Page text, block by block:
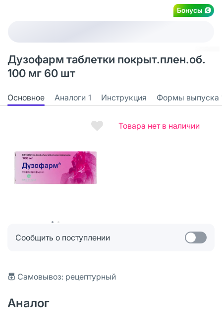
Бонусы
Дузофарм таблетки покрыт.плен.об.
100 мг 60 шт
Основное Аналоги 1 Инструкция Формы выпуска
Товара нет в наличии
Сообщить о поступлении
Самовывоз: рецептурный
Аналог